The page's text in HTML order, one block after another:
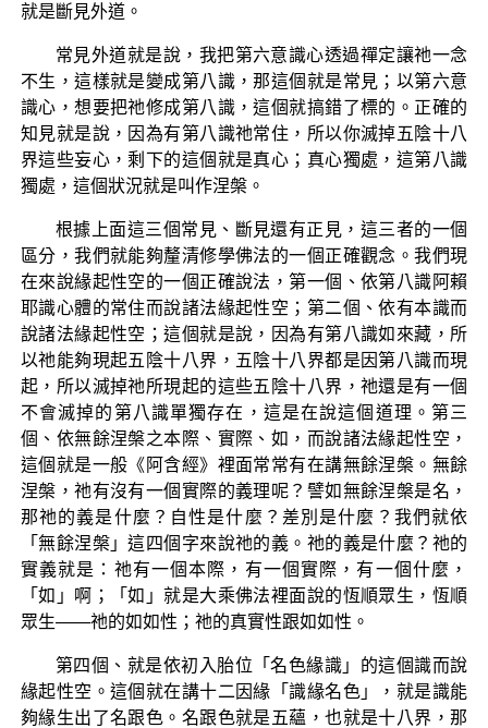
就是斷見外道。
常見外道就是說，我把第六意識心透過禪定讓祂一念
不生，這樣就是變成第八識，那這個就是常見；以第六意
識心，想要把祂修成第八識，這個就搞錯了標的。正確的
知見就是說，因為有第八識祂常住，所以你滅掉五陰十八
界這些妄心，剩下的這個就是真心；真心獨處，這第八識
獨處，這個狀況就是叫作涅槃。
根據上面這三個常見、斷見還有正見，這三者的一個
區分，我們就能夠釐清修學佛法的一個正確觀念。我們現
在來說緣起性空的一個正確說法，第一個、依第八識阿賴
耶識心體的常住而說諸法緣起性空；第二個、依有本識而
說諸法緣起性空；這個就是說，因為有第八識如來藏，所
以祂能夠現起五陰十八界，五陰十八界都是因第八識而現
起，所以滅掉祂所現起的這些五陰十八界，祂還是有一個
不會滅掉的第八識單獨存在，這是在說這個道理。第三
個、依無餘涅槃之本際、實際、如，而說諸法緣起性空，
這個就是一般《阿含經》裡面常常有在講無餘涅槃。無餘
涅槃，祂有沒有一個實際的義理呢？譬如無餘涅槃是名，
那祂的義是什麼？自性是什麼？差別是什麼？我們就依
「無餘涅槃」這四個字來說祂的義。祂的義是什麼？祂的
實義就是：祂有一個本際，有一個實際，有一個什麼，
「如」啊；「如」就是大乘佛法裡面說的恆順眾生，恆順
眾生——祂的如如性；祂的真實性跟如如性。
第四個、就是依初入胎位「名色緣識」的這個識而說
緣起性空。這個就在講十二因緣「識緣名色」，就是識能
夠緣生出了名跟色。名跟色就是五蘊，也就是十八界，那